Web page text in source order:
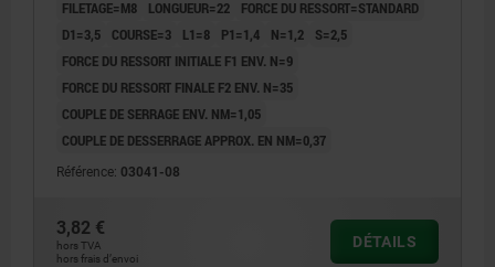
FILETAGE=M8 LONGUEUR=22
FORCE DU RESSORT=STANDARD
D1=3,5
COURSE=3 L1=8 P1=1,4 N=1,2
S=2,5
FORCE DU RESSORT INITIALE F1 ENV. N=9
FORCE DU RESSORT FINALE F2 ENV. N=35
COUPLE DE SERRAGE ENV. NM=1,05
COUPLE DE DESSERRAGE APPROX. EN NM=0,37
Référence: 03041-08
3,82 €
hors TVA
hors frais d’envoi
DÉTAILS